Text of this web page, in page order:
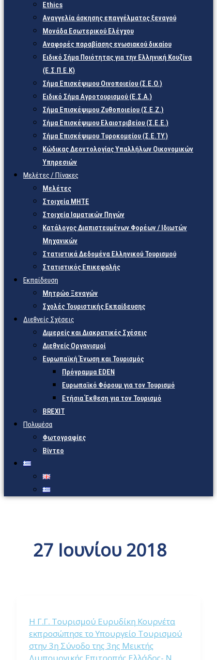
Ethics
Αναγγελία άσκησης επαγγέλματος ξεναγού
Μονάδα Εσωτερικού Ελέγχου
Αναφορές παραβίασης ενωσιακού δικαίου
Ειδικό Σήμα Ποιότητας για την Ελληνική Κουζίνα
(Ε.Σ.Π.Ε.Κ)
Σήμα Επισκέψιμου Οινοποιείου (Σ.Ε.Ο.)
Ειδικό Σήμα Αγροτουρισμού (Ε.Σ.Α.)
Σήμα Επισκέψιμου Ζυθοποιείου (Σ.Ε.Ζ.)
Σήμα Επισκέψιμου Ελαιοτριβείου (Σ.Ε.Ε.)
Σήμα Επισκέψιμου Τυροκομείου (Σ.Ε.TY.)
Κώδικας Δεοντολογίας Υπαλλήλων Οικονομικών
Υπηρεσιών
Μελέτες / Πίνακες
Μελέτες
Στοιχεία ΜΗΤΕ
Στοιχεία Ιαματικών Πηγών
Κατάλογος Διαπιστευμένων Φορέων / Ιδιωτών
Μηχανικών
Στατιστικά Δεδομένα Ελληνικού Τουρισμού
Στατιστικός Επικεφαλής
Εκπαίδευση
Μητρώο Ξεναγών
Σχολές Τουριστικής Εκπαίδευσης
Διεθνείς Σχέσεις
Διμερείς και Διακρατικές Σχέσεις
Διεθνείς Οργανισμοί
Ευρωπαϊκή Ένωση και Τουρισμός
Πρόγραμμα EDEN
Ευρωπαϊκό Φόρουμ για τον Τουρισμό
Ετήσια Έκθεση για τον Τουρισμό
BREXIT
Πολυμέσα
Φωτογραφίες
Βίντεο
27 Ιουνίου 2018
Η Γ.Γ. Τουρισμού Ευρυδίκη Κουρνέτα
εκπροσώπησε το Υπουργείο Τουρισμού
στην 3η Σύνοδο της 3ης Μεικτής